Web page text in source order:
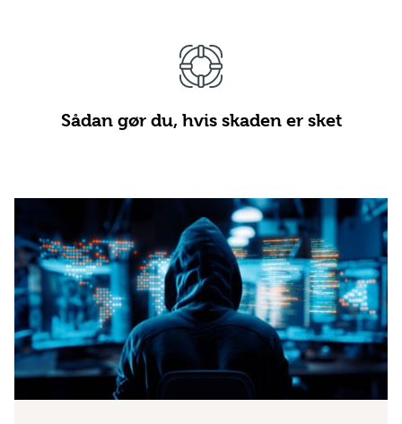
Sådan gør du, hvis skaden er sket